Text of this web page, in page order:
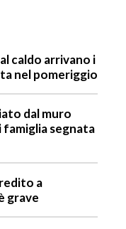
caldo arrivano i
nel pomeriggio
dal muro
segnata
a
grave